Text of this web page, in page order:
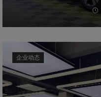
企业动态